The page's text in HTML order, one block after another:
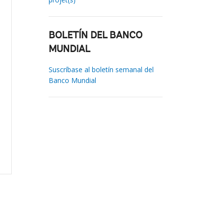
BOLETÍN DEL BANCO
MUNDIAL
Suscríbase al boletín semanal del
Banco Mundial